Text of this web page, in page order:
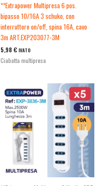
**Extrapower Multipresa 6 pos.
bipasso 10/16A 3 schuko, con
interruttore on/off, spina 16A, cavo
3m ART.EXP203077-3M
5,98 € IVATO
Ciabatta multipresa